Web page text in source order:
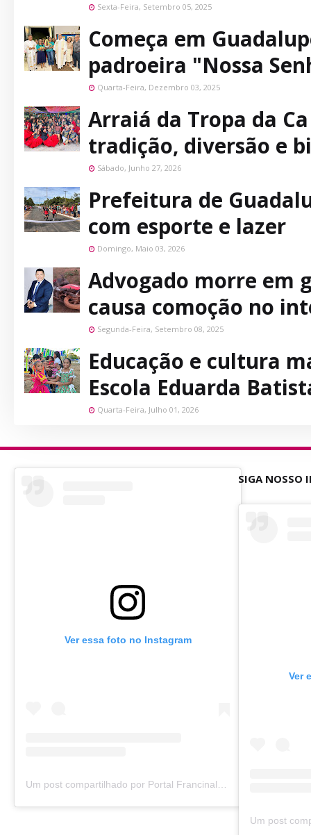
Sexta-Feira, Setembro 05, 2025
Começa em
padroeira "Nossa
Quarta-Feira, Dezembro 03, 2025
Arraiá da Tropa da
tradição, diversão e
Sábado, Junho 27, 2026
Prefeitura de
com esporte e lazer
Domingo, Maio 03, 2026
Advogado morre em
causa comoção no
Segunda-Feira, Setembro 08, 2025
Educação e cultura
Escola Eduarda
Quarta-Feira, Julho 01, 2026
Ver essa foto no Instagram
SIGA NOSSO
Ver